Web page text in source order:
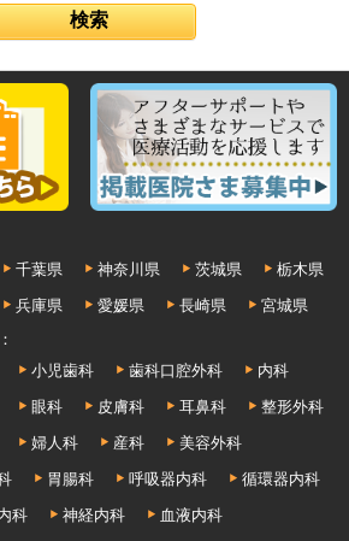
千葉県 神奈川県 茨城県
栃木県
兵庫県 愛媛県 長崎県
宮城県
小児歯科 歯科口腔外科
内科
眼科 皮膚科 耳鼻科
整形外科
婦人科 産科
美容外科
胃腸科 呼吸器内科
循環器内科
科 神経内科
血液内科